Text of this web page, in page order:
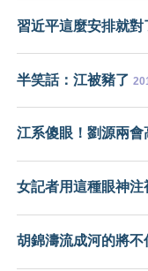
習近平這麼安排就對
半笑話：江被豬了
江系傻眼！劉源兩會
女記者用這種眼神注
胡錦濤流成河的將不